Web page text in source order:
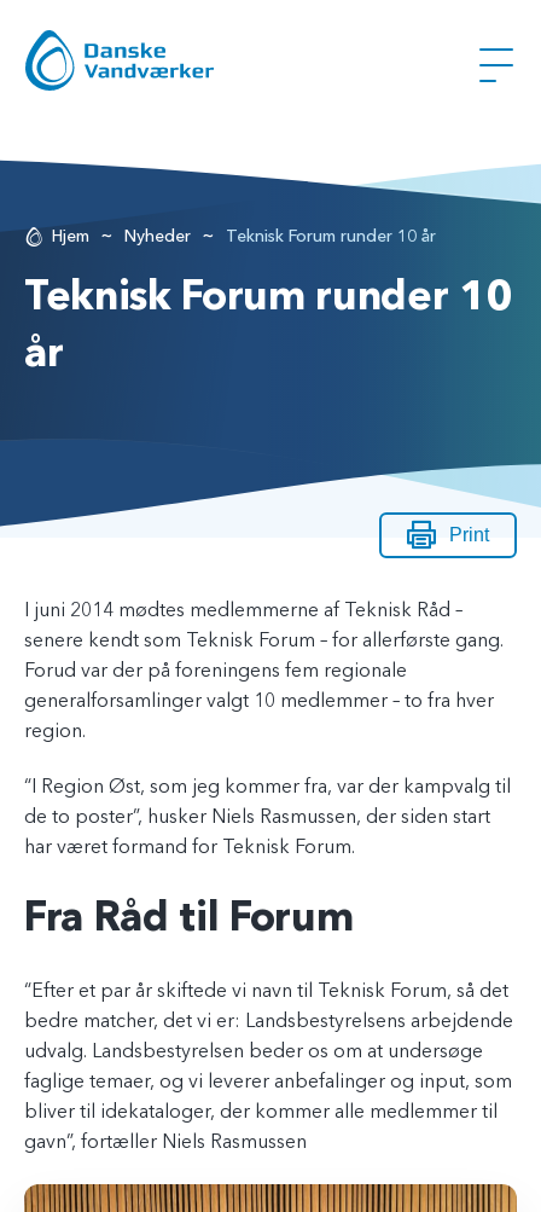
Hjem ~ Nyheder ~ Teknisk Forum runder 10 år
Teknisk Forum runder 10
år
Print
I juni 2014 mødtes medlemmerne af Teknisk Råd –
senere kendt som Teknisk Forum – for allerførste gang.
Forud var der på foreningens fem regionale
generalforsamlinger valgt 10 medlemmer – to fra hver
region.
“I Region Øst, som jeg kommer fra, var der kampvalg til
de to poster”, husker Niels Rasmussen, der siden start
har været formand for Teknisk Forum.
Fra Råd til Forum
“Efter et par år skiftede vi navn til Teknisk Forum, så det
bedre matcher, det vi er: Landsbestyrelsens arbejdende
udvalg. Landsbestyrelsen beder os om at undersøge
faglige temaer, og vi leverer anbefalinger og input, som
bliver til idekataloger, der kommer alle medlemmer til
gavn”, fortæller Niels Rasmussen